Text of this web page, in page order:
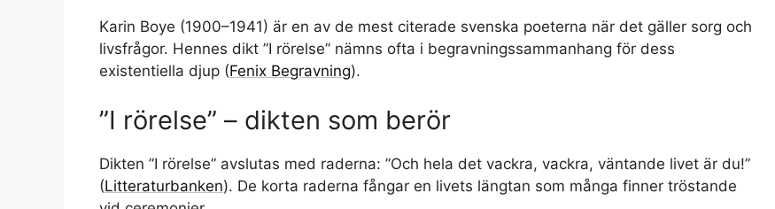
Karin Boye (1900–1941) är en av de mest citerade svenska poeterna när det gäller sorg och
livsfrågor. Hennes dikt ”I rörelse” nämns ofta i begravningssammanhang för dess
existentiella djup (Fenix Begravning).
”I rörelse” – dikten som berör
Dikten ”I rörelse” avslutas med raderna: ”Och hela det vackra, vackra, väntande livet är du!”
(Litteraturbanken). De korta raderna fångar en livets längtan som många finner tröstande